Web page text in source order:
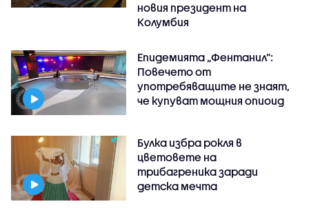
новия президент на
Колумбия
Епидемията „Фентанил”:
Повечето от
употребяващите не знаят,
че купуват мощния опиоид
Булка избра рокля в
цветовете на
трибагреника заради
детска мечта